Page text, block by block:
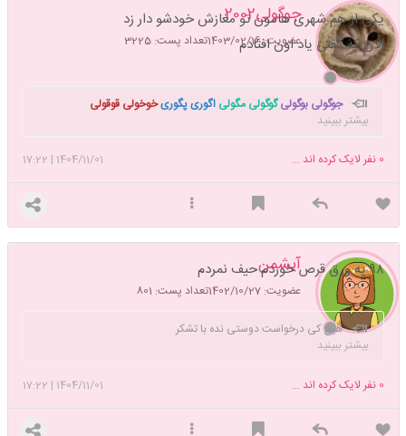
جوگولی2002
عضویت: 1403/02/16 تعداد پست: 3225
یکی از هم شهری هامون تو مغازش خودشو دار زد
الان که گفتی یاد اون افتادم
جوگولی بوگولیگوگولی مگولی اگوری پگوریخوخولی قوقولی
بیشتر ببینید
1404/11/01
|
17:22 0 نفر لایک کرده اند ...
آیشمن
عضویت: 1402/10/27 تعداد پست: 801
۹۸ یه ورق قرص خوردم حیف نمردم
هیچ کی درخواست دوستی نده با تشکر
بیشتر ببینید
1404/11/01
|
17:22 0 نفر لایک کرده اند ...